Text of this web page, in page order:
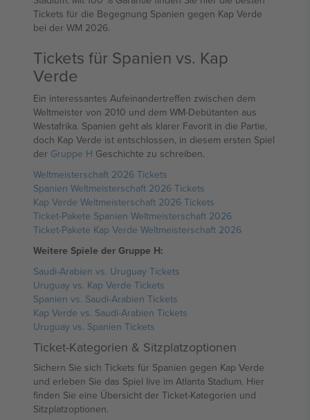
Tickets für die Begegnung Spanien gegen Kap Verde
bei der WM 2026.
Tickets für Spanien vs. Kap
Verde
Ein interessantes Aufeinandertreffen zwischen dem
Weltmeister von 2010 und dem WM-Debütanten aus
Westafrika. Spanien geht als klarer Favorit in die Partie,
doch Kap Verde ist entschlossen, in diesem ersten Spiel
der Gruppe H Geschichte zu schreiben.
Weltmeisterschaft 2026 Tickets
Spanien Weltmeisterschaft 2026 Tickets
Kap Verde Weltmeisterschaft 2026 Tickets
Ticket-Pakete Spanien Weltmeisterschaft 2026
Ticket-Pakete Kap Verde Weltmeisterschaft 2026
Weitere Spiele der Gruppe H:
Saudi-Arabien vs. Uruguay Tickets
Uruguay vs. Kap Verde Tickets
Spanien vs. Saudi-Arabien Tickets
Kap Verde vs. Saudi-Arabien Tickets
Uruguay vs. Spanien Tickets
Ticket-Kategorien & Sitzplatzoptionen
Sichern Sie sich Tickets für Spanien gegen Kap Verde
und erleben Sie das Spiel live im Atlanta Stadium. Hier
finden Sie eine Übersicht der Ticket-Kategorien und
Sitzplatzoptionen.